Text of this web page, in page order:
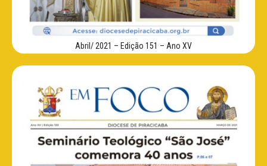
Abril/ 2021 – Edição 151 – Ano XV